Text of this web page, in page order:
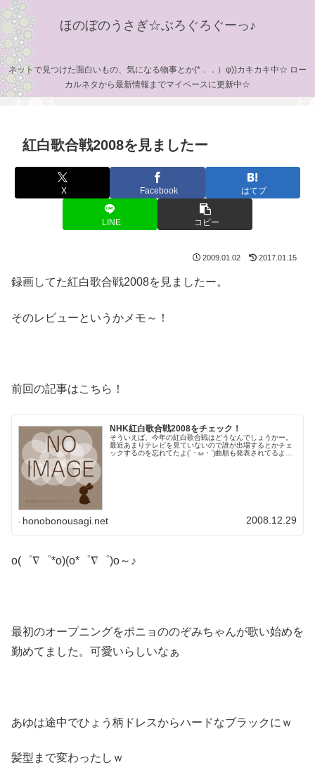
ほのぼのうさぎ☆ぶろぐろぐーっ♪
ネットで見つけた面白いもの、気になる物事とか(*．．）φ))カキカキ中☆ ロー
カルネタから最新情報までマイペースに更新中☆
紅白歌合戦2008を見ましたー
X Facebook はてブ
LINE コピー
2009.01.02 2017.01.15
録画してた紅白歌合戦2008を見ましたー。
そのレビューというかメモ～！
前回の記事はこちら！
NHK紅白歌合戦2008をチェック！
そういえば、今年の紅白歌合戦はどうなんでしょうかー。
最近あまりテレビを見ていないので誰が出場するとかチェ
ックするのを忘れてたよ(´・ω・`)曲順も発表されてるよう
honobonousagi.net 2008.12.29
o(゜∇゜*o)(o*゜∇゜)o～♪
最初のオープニングをポニョののぞみちゃんが歌い始めを
勤めてました。可愛いらしいなぁ
あゆは途中でひょう柄ドレスからハードなブラックにｗ
髪型まで変わったしｗ